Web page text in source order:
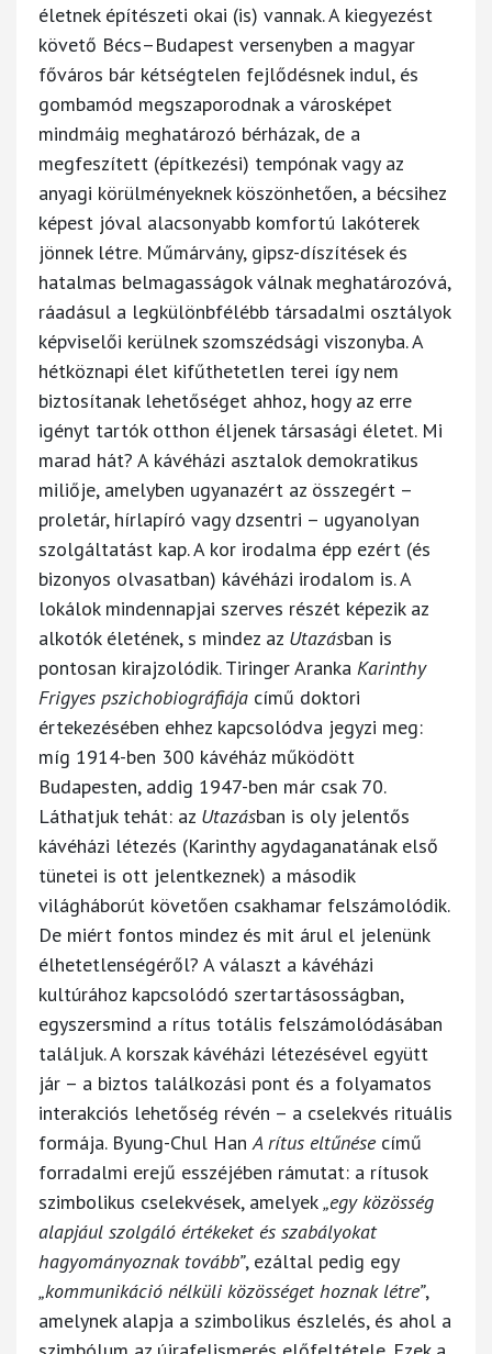
életnek építészeti okai (is) vannak. A kiegyezést
követő Bécs–Budapest versenyben a magyar
főváros bár kétségtelen fejlődésnek indul, és
gombamód megszaporodnak a városképet
mindmáig meghatározó bérházak, de a
megfeszített (építkezési) tempónak vagy az
anyagi körülményeknek köszönhetően, a bécsihez
képest jóval alacsonyabb komfortú lakóterek
jönnek létre. Műmárvány, gipsz-díszítések és
hatalmas belmagasságok válnak meghatározóvá,
ráadásul a legkülönbfélébb társadalmi osztályok
képviselői kerülnek szomszédsági viszonyba. A
hétköznapi élet kifűthetetlen terei így nem
biztosítanak lehetőséget ahhoz, hogy az erre
igényt tartók otthon éljenek társasági életet. Mi
marad hát? A kávéházi asztalok demokratikus
miliője, amelyben ugyanazért az összegért –
proletár, hírlapíró vagy dzsentri – ugyanolyan
szolgáltatást kap. A kor irodalma épp ezért (és
bizonyos olvasatban) kávéházi irodalom is. A
lokálok mindennapjai szerves részét képezik az
alkotók életének, s mindez az Utazásban is
pontosan kirajzolódik. Tiringer Aranka Karinthy
Frigyes pszichobiográfiája című doktori
értekezésében ehhez kapcsolódva jegyzi meg:
míg 1914-ben 300 kávéház működött
Budapesten, addig 1947-ben már csak 70.
Láthatjuk tehát: az Utazásban is oly jelentős
kávéházi létezés (Karinthy agydaganatának első
tünetei is ott jelentkeznek) a második
világháborút követően csakhamar felszámolódik.
De miért fontos mindez és mit árul el jelenünk
élhetetlenségéről? A választ a kávéházi
kultúrához kapcsolódó szertartásosságban,
egyszersmind a rítus totális felszámolódásában
találjuk. A korszak kávéházi létezésével együtt
jár – a biztos találkozási pont és a folyamatos
interakciós lehetőség révén – a cselekvés rituális
formája. Byung-Chul Han A rítus eltűnésecímű
forradalmi erejű esszéjében rámutat: a rítusok
szimbolikus cselekvések, amelyek„egy közösség
alapjául szolgáló értékeket és szabályokat
hagyományoznak tovább”, ezáltal pedig egy
„kommunikáció nélküli közösséget hoznak létre”,
amelynek alapja a szimbolikus észlelés, és ahol a